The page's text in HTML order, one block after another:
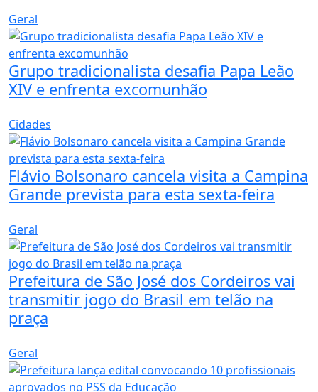
Geral
Grupo tradicionalista desafia Papa Leão
XIV e enfrenta excomunhão
Cidades
Flávio Bolsonaro cancela visita a Campina
Grande prevista para esta sexta-feira
Geral
Prefeitura de São José dos Cordeiros vai
transmitir jogo do Brasil em telão na
praça
Geral